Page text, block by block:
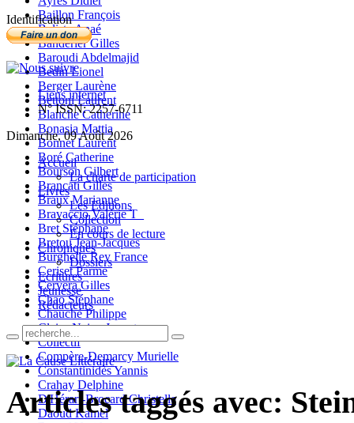
Baillon François
Balista Anaé
Banderier Gilles
Baroudi Abdelmajid
Bedin Lionel
Berger Laurène
Bettoni Laurent
Blanche Catherine
Bonasia Mattia
Bonnet Laurent
Boré Catherine
Bourson Gilbert
Brancati Gilles
Braux Marianne
Bravaccio Valérie T_
Bret Stéphane
Bretou Jean-Jacques
Burghelle Rey France
Ceriset Parme
Cervera Gilles
Chao Stéphane
Chauché Philippe
Claire-Neige Jaunet
Collectif
Compère-Demarcy Murielle
Constantinidès Yannis
Crahay Delphine
D'Hérart-Brocard Christelle
Daoud Kamel
Identification
Liens internet
N° ISSN: 2257-6711
Dimanche, 09 Août 2026
Accueil
La charte de participation
Livres
Les Editions
Collection
En cours de lecture
Chroniques
Dossiers
Ecritures
Jeunesse
Rédacteurs
Articles taggés avec: